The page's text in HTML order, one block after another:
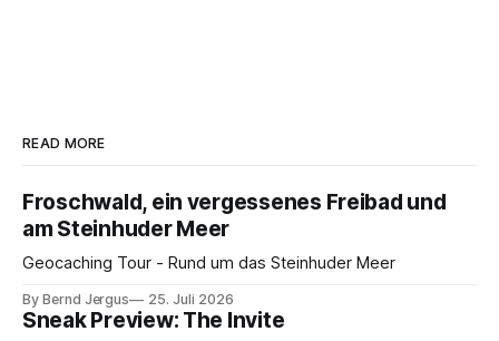
READ MORE
Froschwald, ein vergessenes Freibad und
am Steinhuder Meer
Geocaching Tour - Rund um das Steinhuder Meer
By Bernd Jergus 25. Juli 2026
Sneak Preview: The Invite